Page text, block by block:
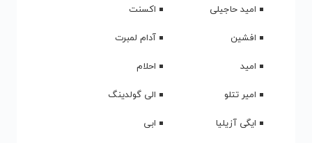
امید حاجیلی
اکسنت
افشین
آدام لمبرت
امید
احلام
امیر تتلو
الی گولدینگ
ایگی آزیلیا
ابی